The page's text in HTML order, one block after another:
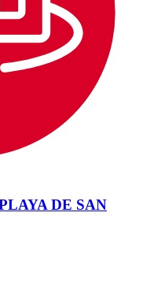
DE SAN